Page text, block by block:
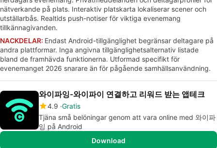
nätverkande på plats. Interaktiv platskarta lokaliserar scener och
utställarbås. Realtids push-notiser för viktiga evenemang
tillkännagivanden.
NACKDELAR: Endast Android-tillgänglighet begränsar deltagare på
andra plattformar. Inga angivna tillgänglighetsalternativ listade
bland de framhävda funktionerna. Utformad specifikt för
evenemanget 2026 snarare än för pågående samhällsanvändning.
와이파잉-와이파이 연결하고 리워드 받는 앱테크
4.9 Gratis
Tjäna små belöningar genom att vara online med 와이파
잉 på Android
Download